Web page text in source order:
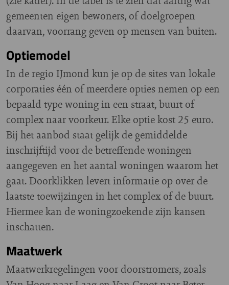
gemeenten eigen bewoners, of doelgroepen
daarvan, voorrang geven op mensen van buiten.
Optiemodel
In de regio IJmond kun je op de sites van lokale
corporaties één of meerdere opties nemen op een
bepaald type woning in een straat, buurt of
complex naar voorkeur. Elke optie kost 25 euro.
Bij het aanbod staat gelijk de gemiddelde
inschrijftijd voor de betreffende woningen
aangegeven en het aantal woningen waarom het
gaat. Doorklikken levert informatie op over de
laatste toewijzingen in het complex of de buurt.
Hiermee kan de woningzoekende zijn kansen
inschatten.
Maatwerk
Maatwerkregelingen voor doorstromers, zoals